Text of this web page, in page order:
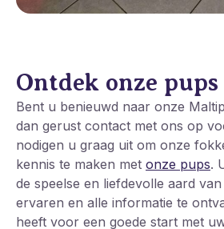
Ontdek onze pups
Bent u benieuwd naar onze
dan gerust contact met ons op
nodigen u graag uit om onze
kennis te maken met onze pups.
de speelse en liefdevolle aard
ervaren en alle informatie te
heeft voor een goede start met